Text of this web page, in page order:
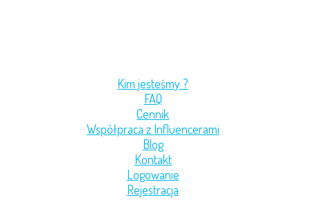
Kim jesteśmy ?
FAQ
Cennik
Współpraca z Influencerami
Blog
Kontakt
Logowanie
Rejestracja